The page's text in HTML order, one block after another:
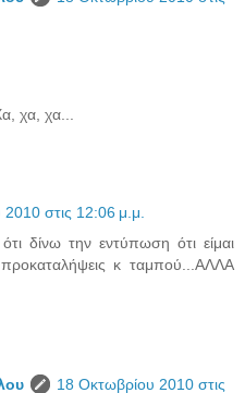
χα, χα...
στις 12:06 μ.μ.
δίνω την εντύπωση ότι είμαι
κ ταμπού...AΛΛA
18 Οκτωβρίου 2010 στις